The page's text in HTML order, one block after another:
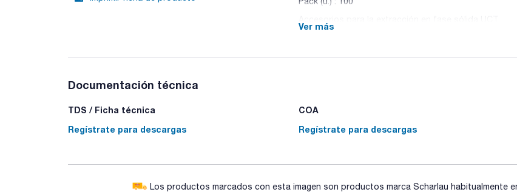
Ver más
Documentación técnica
TDS / Ficha técnica
Regístrate para descargas
COA
Regístrate para descargas
Los productos marcados con esta imagen son productos marca Scharlau habitualmente